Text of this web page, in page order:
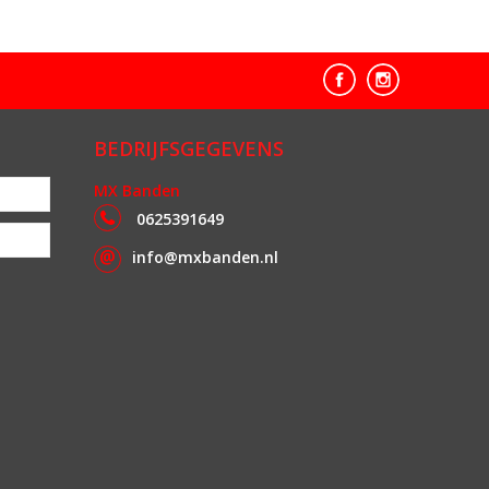
BEDRIJFSGEGEVENS
MX Banden
0625391649
info@mxbanden.nl